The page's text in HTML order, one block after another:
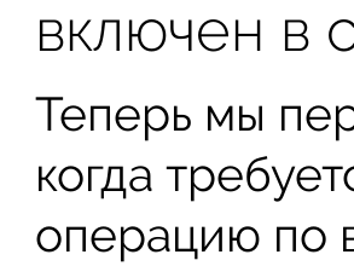
включен в
Теперь мы
когда
операцию по